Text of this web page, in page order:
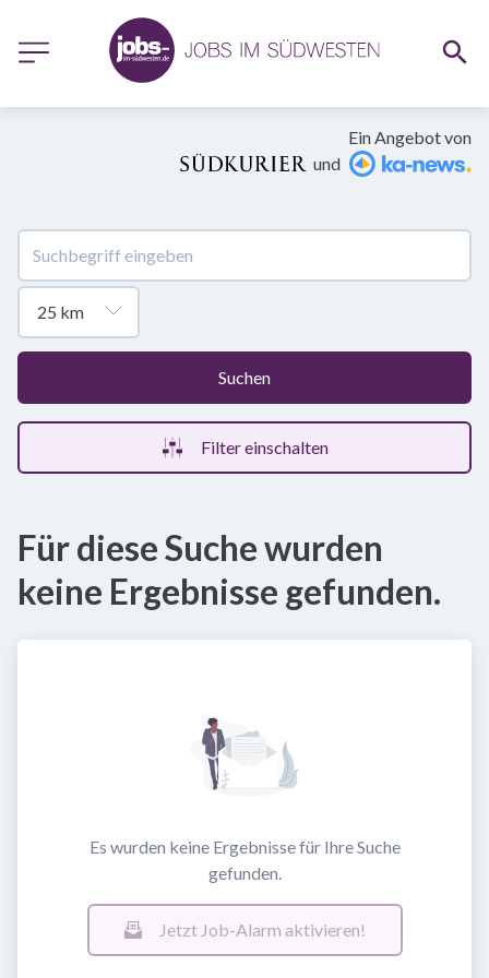
Ein Angebot von
und
Suchen
Filter einschalten
Für diese Suche wurden
keine Ergebnisse gefunden.
Es wurden keine Ergebnisse für Ihre Suche
gefunden.
Jetzt Job-Alarm aktivieren!